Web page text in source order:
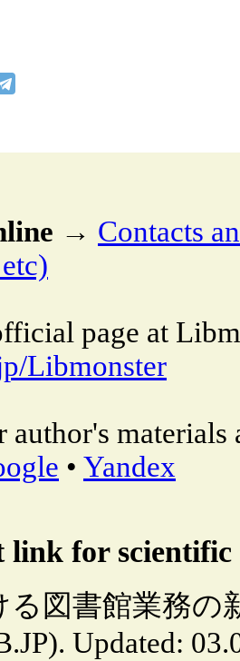
→ Contacts
page at
Libmonster
author's materials
• Yandex
link for
る図書館業務の
Updated: